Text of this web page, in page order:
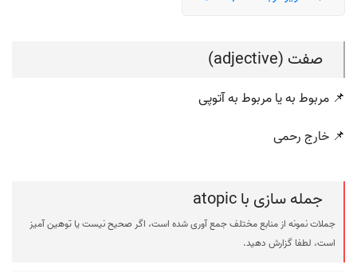
صفت (adjective)
📌 مربوط به یا مربوط به آتوپی
📌 خارج رحمی
جمله سازی با atopic
جملات نمونه از منابع مختلف جمع آوری شده است، اگر صحیح نیست یا توهین آمیز
است، لطفا گزارش دهید.